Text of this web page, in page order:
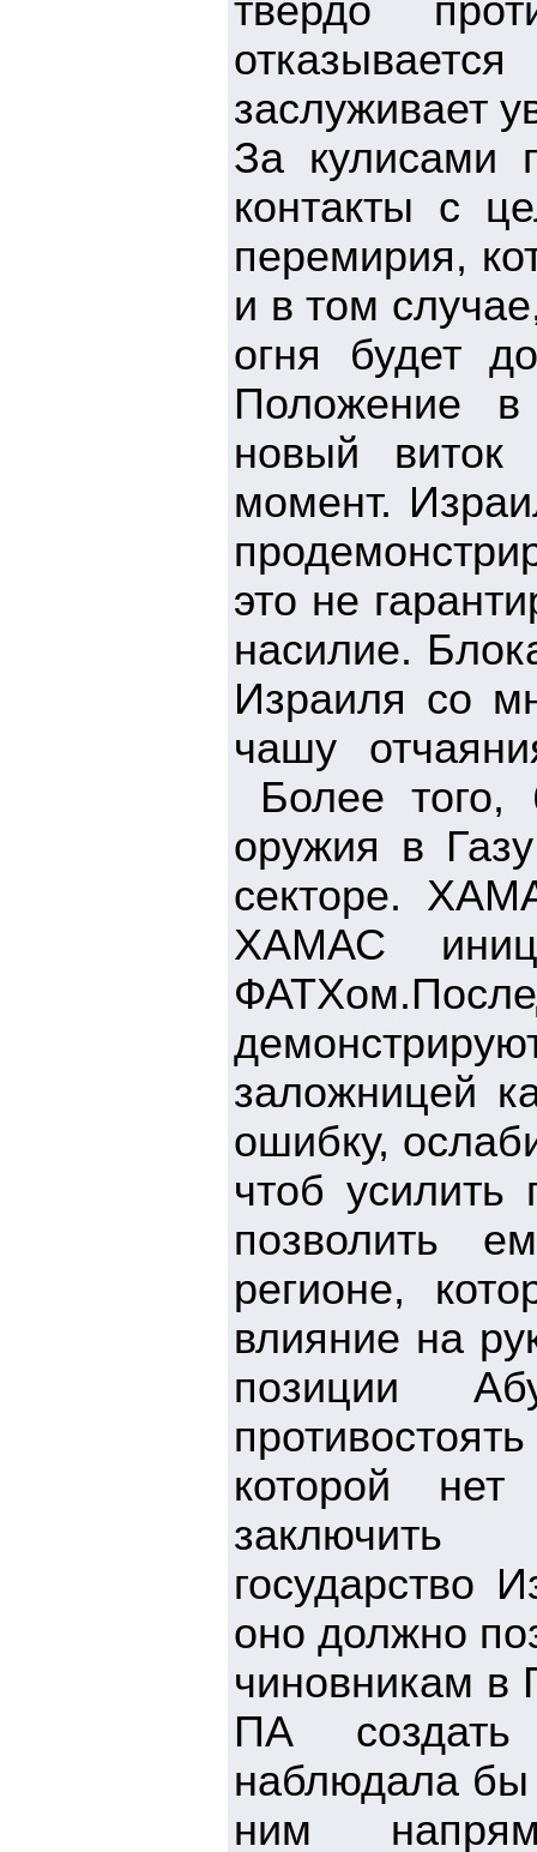
твердо
заслуживает
За кулисами
контакты с
перемирия,
и в том
огня будет
Положение в
новый
момент.
это не
насилие.
Израиля со
чашу
Более того,
оружия в
секторе.
ХАМАС
заложницей
ошибку,
чтоб усилить
позволить
регионе,
влияние на
позиции
которой нет
заключить
государство
оно должно
чиновникам в
ПА создать
наблюдала
ним